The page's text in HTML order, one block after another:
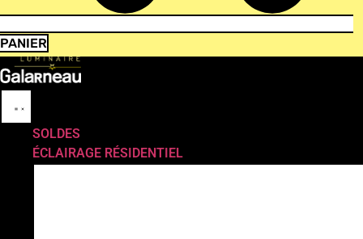
PANIER
SOLDES
ÉCLAIRAGE RÉSIDENTIEL